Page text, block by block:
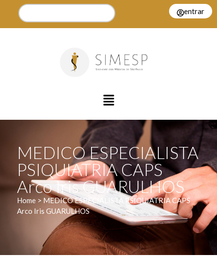
entrar
MEDICO ESPECIALISTA
PSIQUIATRIA CAPS
Arco Iris GUARULHOS
Home > MEDICO ESPECIALISTA PSIQUIATRIA CAPS
Arco Iris GUARULHOS